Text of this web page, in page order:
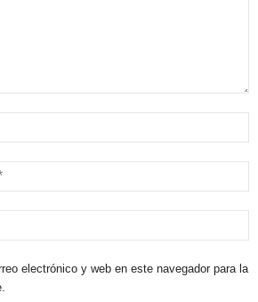
electrónico y web en este navegador para la